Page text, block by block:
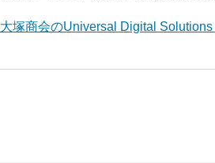
大塚商会のUniversal Digital Solutions